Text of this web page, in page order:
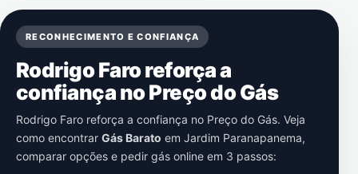
RECONHECIMENTO E CONFIANÇA
Rodrigo Faro reforça a
confiança no Preço do Gás
Rodrigo Faro reforça a confiança no Preço do Gás. Veja
como encontrar Gás Barato em Jardim Paranapanema,
comparar opções e pedir gás online em 3 passos: